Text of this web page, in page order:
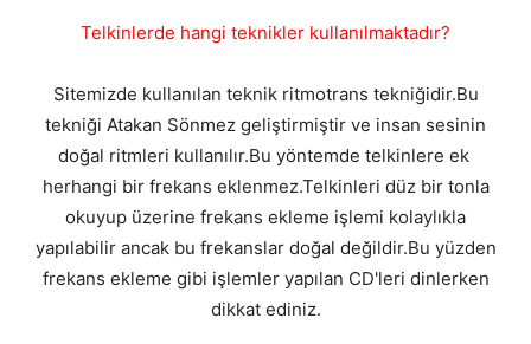
Telkinlerde hangi teknikler kullanılmaktadır?
Sitemizde kullanılan teknik ritmotrans tekniğidir.Bu
tekniği Atakan Sönmez geliştirmiştir ve insan sesinin
doğal ritmleri kullanılır.Bu yöntemde telkinlere ek
herhangi bir frekans eklenmez.Telkinleri düz bir tonla
okuyup üzerine frekans ekleme işlemi kolaylıkla
yapılabilir ancak bu frekanslar doğal değildir.Bu yüzden
frekans ekleme gibi işlemler yapılan CD'leri dinlerken
dikkat ediniz.